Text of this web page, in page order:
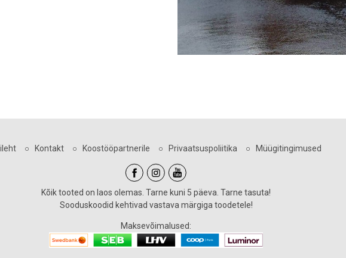
○ Kontakt○ Koostööpartnerile ○ Privaatsuspoliitika ○ Müügitingimused
Kõik tooted on laos olemas. Tarne kuni 5 päeva. Tarne tasuta!
Sooduskoodid kehtivad vastava märgiga toodetele!
Maksevõimalused: